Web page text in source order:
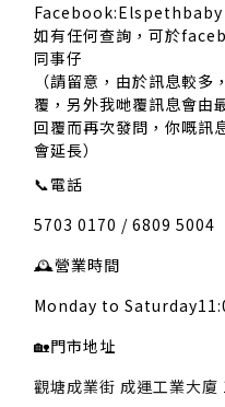
Facebook:Elspethbaby
如有任何查詢，可於
同事仔
（請留意，由於訊息較
覆，另外我哋覆訊息會由
回覆而再次發問，你嘅訊
會延長）
📞電話
5703 0170 / 6809 5004
🕰️營業時間
Monday to
🏡門市地址
觀塘成業街 成運工業大廈